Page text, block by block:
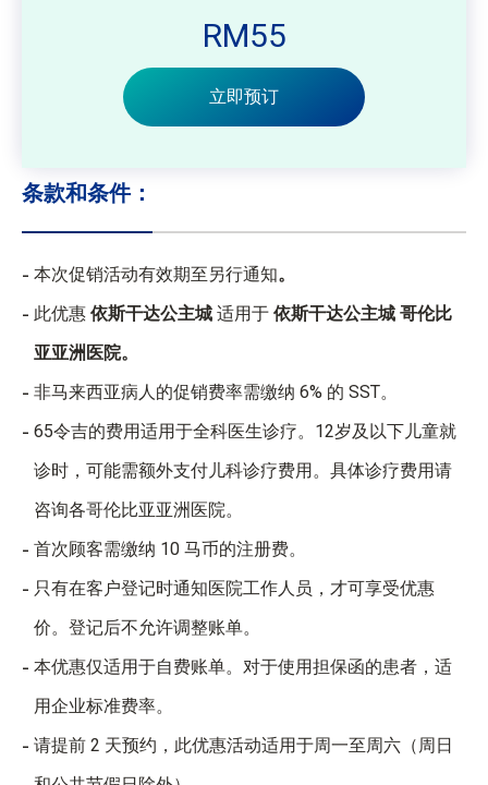
RM55
立即预订
条款和条件：
本次促销活动有效期至另行通知。
此优惠 依斯干达公主城 适用于 依斯干达公主城 哥伦比
亚亚洲医院。
非马来西亚病人的促销费率需缴纳 6% 的 SST。
65令吉的费用适用于全科医生诊疗。12岁及以下儿童就
诊时，可能需额外支付儿科诊疗费用。具体诊疗费用请
咨询各哥伦比亚亚洲医院。
首次顾客需缴纳 10 马币的注册费。
只有在客户登记时通知医院工作人员，才可享受优惠
价。登记后不允许调整账单。
本优惠仅适用于自费账单。对于使用担保函的患者，适
用企业标准费率。
请提前 2 天预约，此优惠活动适用于周一至周六（周日